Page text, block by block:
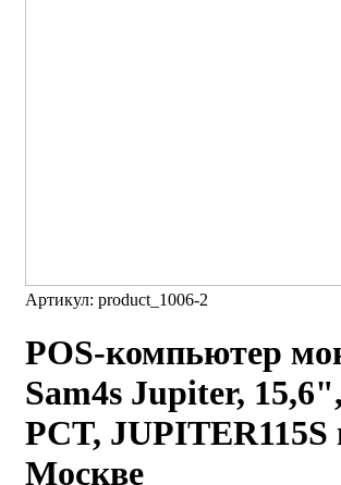
Артикул: product_1006-2
POS-компьютер
Sam4s Jupiter,
PCT, JUPITER115S
Москве